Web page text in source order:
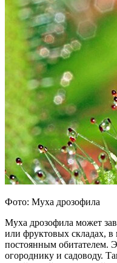
Фото: Муха дрозофила
Муха дрозофила может
или фруктовых складах, в
постоянным обитателем.
огороднику и садоводу.